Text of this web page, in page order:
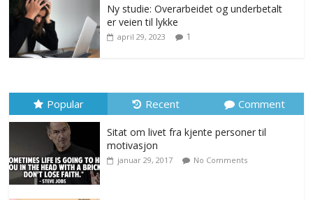
Ny studie: Overarbeidet og underbetalt
er veien til lykke
april 29, 2023 1
Popular Recent Comment
Sitat om livet fra kjente personer til
motivasjon
januar 29, 2017 No Comments